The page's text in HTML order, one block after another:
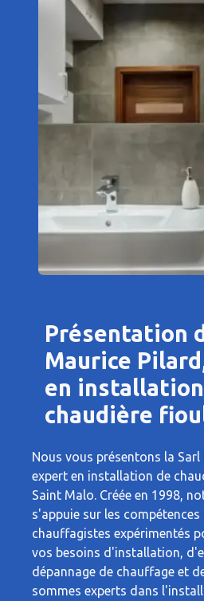
Présentation
Maurice
en
chaudière
Nous vous présentons la
expert en installation de
Saint Malo. Créée en 1998,
s'appuie sur les
chauffagistes expérimentés
vos besoins d'installation,
dépannage de chauffage et
sommes experts dans